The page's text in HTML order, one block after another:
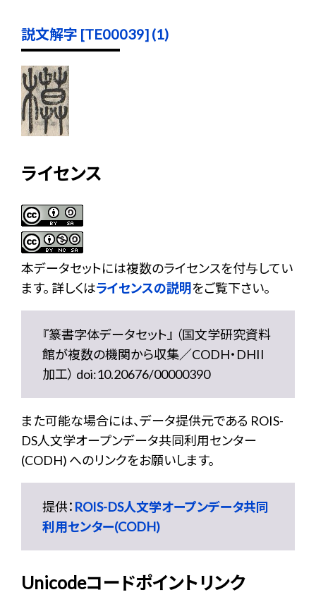
説文解字 [TE00039] (1)
ライセンス
本データセットには複数のライセンスを付与してい
ます。 詳しくはライセンスの説明をご覧下さい。
『篆書字体データセット』 （国文学研究資料
館が複数の機関から収集／CODH・DHII
加工） doi:10.20676/00000390
また可能な場合には、データ提供元である ROIS-
DS人文学オープンデータ共同利用センター
(CODH) へのリンクをお願いします。
提供： ROIS-DS人文学オープンデータ共同
利用センター(CODH)
Unicodeコードポイントリンク